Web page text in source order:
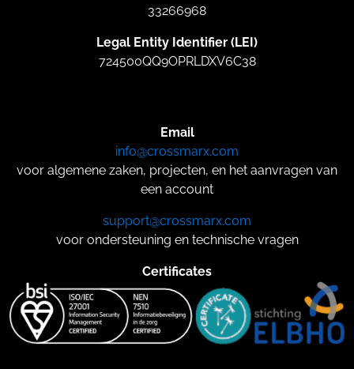
33266968
Legal Entity Identifier (LEI)
724500QQ9OPRLDXV6C38
Email
info@crossmarx.com
voor algemene zaken, projecten, en het aanvragen van
een account
support@crossmarx.com
voor ondersteuning en technische vragen
Certificates